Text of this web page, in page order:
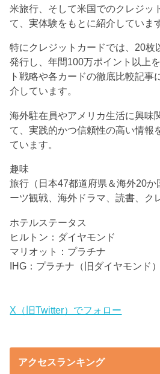
米旅行、そして米国でのクレジッ
て、実体験をもとに紹介していま
特にクレジットカードでは、20枚
発行し、年間100万ポイント以上
ト戦略や各カードの徹底比較記事
介しています。
海外駐在員やアメリカ生活に興味
て、実践的かつ信頼性の高い情報
ています。
趣味
旅行（日本47都道府県＆海外20
ーツ観戦、海外ドラマ、読書、ク
ホテルステータス
ヒルトン：ダイヤモンド
マリオット：プラチナ
IHG：プラチナ（旧ダイヤモンド）
X（旧Twitter）でフォロー
アクセスランキング